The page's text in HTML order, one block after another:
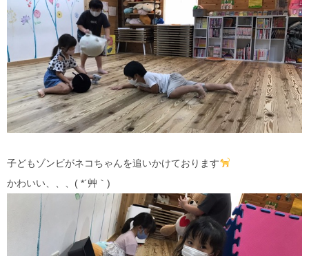
子どもゾンビがネコちゃんを追いかけております
かわいい、、、( *´艸｀)